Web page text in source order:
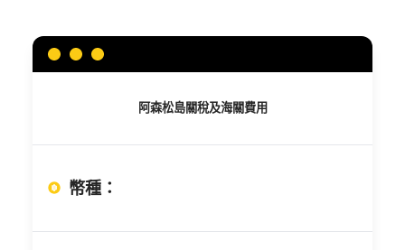
阿森松島關稅及海關費用
幣種 ：